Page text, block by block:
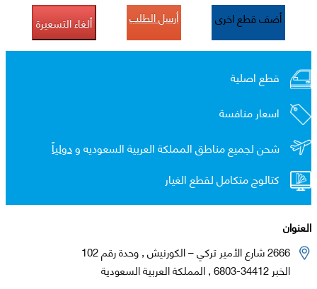
أضف قطع اخرى أرسل الطلب ألغاء التسعيرة
قطع اصلية
اسعار منافسة
شحن لجميع مناطق المملكة العربية السعوديه ودولياً
كتالوج متكامل لقطع الغيار
العنوان
2666 شارع الأمير تركي – الكورنيش , وحدة رقم 102
الخبر 34412-6803 , المملكة العربية السعودية